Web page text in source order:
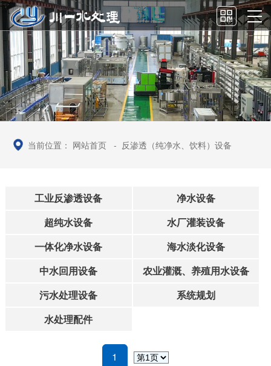
当前位置： 网站首页 - 反渗透（纯净水、饮料）设备
工业反渗透设备
净水设备
超纯水设备
水厂灌装设备
一体化净水设备
海水淡化设备
中水回用设备
农业灌溉、养殖用水设备
污水处理设备
系统规划
水处理配件
1